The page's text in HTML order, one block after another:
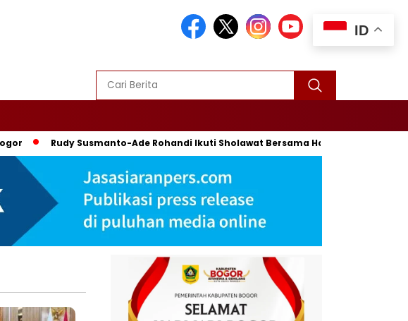
Rudy Susmanto-Ade Rohandi Ikuti Sholawat Bersama Habib Syech Bin Abdul
ID